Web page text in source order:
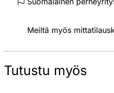
Meiltä myös
Tutustu myös